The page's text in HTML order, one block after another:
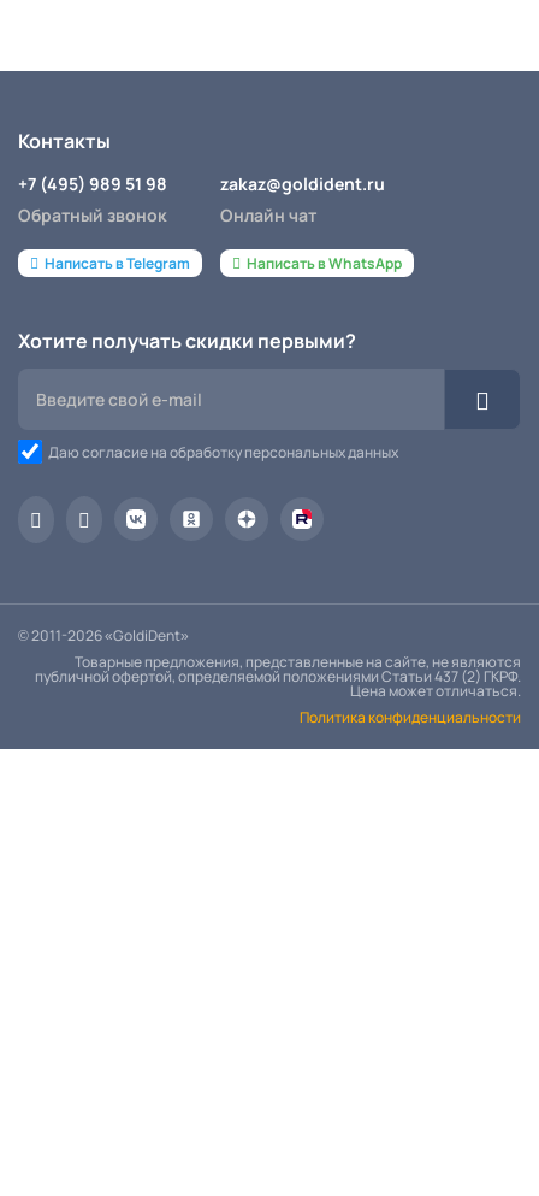
Контакты
+7 (495) 989 51 98
Обратный звонок
Написать в Telegram
zakaz@goldident.ru
Онлайн чат
Написать в WhatsApp
Хотите получать скидки первыми?
Даю согласие на обработку персональных данных
© 2011-2026 «GoldiDent»
Товарные предложения, представленные на сайте, не являются
публичной офертой, определяемой положениями Статьи 437 (2) ГКРФ.
Цена может отличаться.
Политика конфиденциальности